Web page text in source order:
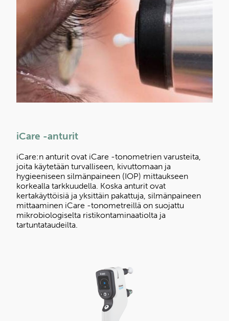
iCare -anturit
iCare:n anturit ovat iCare -tonometrien varusteita,
joita käytetään turvalliseen, kivuttomaan ja
hygieeniseen silmänpaineen (IOP) mittaukseen
korkealla tarkkuudella. Koska anturit ovat
kertakäyttöisiä ja yksittäin pakattuja, silmänpaineen
mittaaminen iCare -tonometreillä on suojattu
mikrobiologiselta ristikontaminaatiolta ja
tartuntataudeilta.